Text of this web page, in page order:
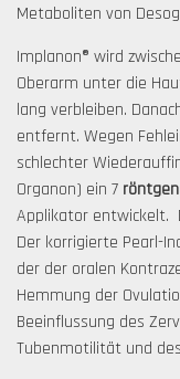
Metaboliten von
Implanon® wird
Oberarm unter die
lang verbleiben.
entfernt. Wegen
schlechter
Organon) ein 7
Applikator entwi­ckelt.
Der korrigierte Pearl-
der der oralen
Hemmung der
Beeinflussung des
Tubenmotilität und